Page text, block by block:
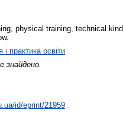
physical training, technical
і практика освіти
знайдено.
id/eprint/21959